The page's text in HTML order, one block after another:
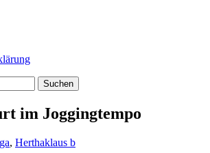
im Joggingtempo
, Herthaklaus b